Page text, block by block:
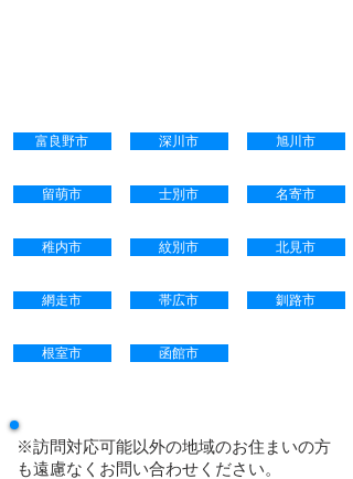
富良野市
留萌市
稚内市
網走市
根室市
深川市
士別市
紋別市
帯広市
函館市
旭川市
名寄市
北見市
釧路市
※訪問対応可能以外の地域のお住まいの方
も遠慮なくお問い合わせください。